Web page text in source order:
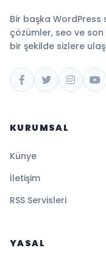
Bir başka
çözümler, seo ve son
bir şekilde sizlere
KURUMSAL
Künye
İletişim
RSS Servisleri
YASAL